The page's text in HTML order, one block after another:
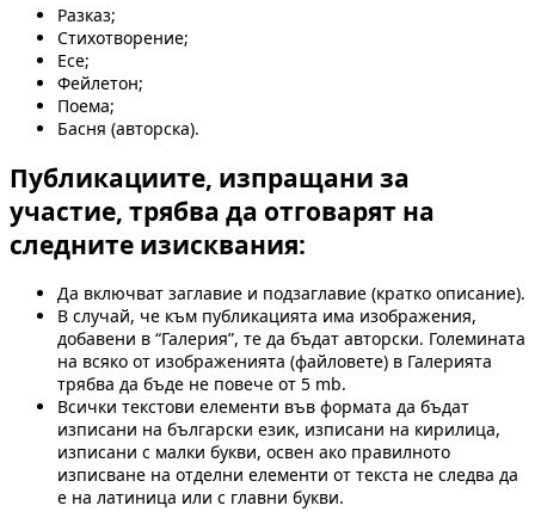
Разказ;
Стихотворение;
Есе;
Фейлетон;
Поема;
Басня (авторска).
Публикациите, изпращани за
участие, трябва да отговарят на
следните изисквания:
Да включват заглавие и подзаглавие (кратко описание).
В случай, че към публикацията има изображения,
добавени в “Галерия”, те да бъдат авторски. Големината
на всяко от изображенията (файловете) в Галерията
трябва да бъде не повече от 5 mb.
Всички текстови елементи във формата да бъдат
изписани на български език, изписани на кирилица,
изписани с малки букви, освен ако правилното
изписване на отделни елементи от текста не следва да
е на латиница или с главни букви.